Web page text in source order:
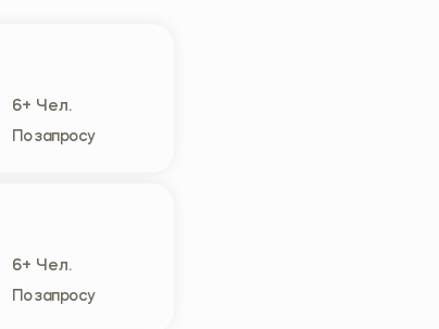
6+ Чел.
По запросу
6+ Чел.
По запросу